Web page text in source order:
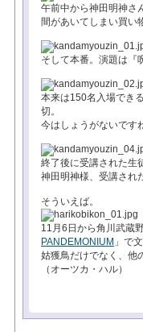
午前中から神田明神さ
間があいてしまい買い
そして本番。演題は『
本来は150名入場でき
切。
今はしょうがないです
終了後に受講された生
神田明神様、受講され
そういえば。
11月6日から角川武蔵
PANDEMONIUM 」で
姑獲鳥だけでなく、他
（オーツカ・ハル）